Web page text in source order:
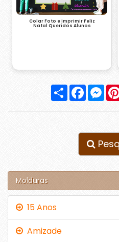
Colar Foto e Imprimir Feliz
Natal Queridos Alunos
Compartilhar
Molduras
15 Anos
Amizade